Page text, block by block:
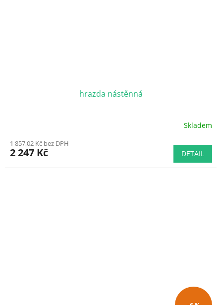
hrazda nástěnná
produktu
je
Skladem
1 857,02 Kč bez DPH
2 247 Kč DETAIL